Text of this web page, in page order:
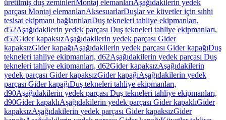
üretilmiş duş zeminleriMontaj elemanlarıAşağıdakilerin yedek
parçası Montaj elemanlarıAksesuarlarDuşlar ve küvetler için sıhhi
tesisat ekipmanı bağlantılarıDuş tekneleri tahliye ekipmanları,
d52Aşağıdakilerin yedek parçası Duş tekneleri tahliye ekipmanları,
d52Gider kapaksızAşağıdakilerin yedek parçası Gider
kapaksızGider kapağıAşağıdakilerin yedek parçası Gider kapağıDuş
tekneleri tahliye ekipmanları, d62Aşağıdakilerin yedek parçası Duş
tekneleri tahliye ekipmanları, d62Gider kapaksızAşağıdakilerin
yedek parçası Gider kapaksızGider kapağıAşağıdakilerin yedek
parçası Gider kapağıDuş tekneleri tahliye ekipmanları,
d90Aşağıdakilerin yedek parçası Duş tekneleri tahliye ekipmanları,
d90Gider kapaklıAşağıdakilerin yedek parçası Gider kapaklıGider
kapaksızAşağıdakilerin yedek parçası Gider kapaksızGider